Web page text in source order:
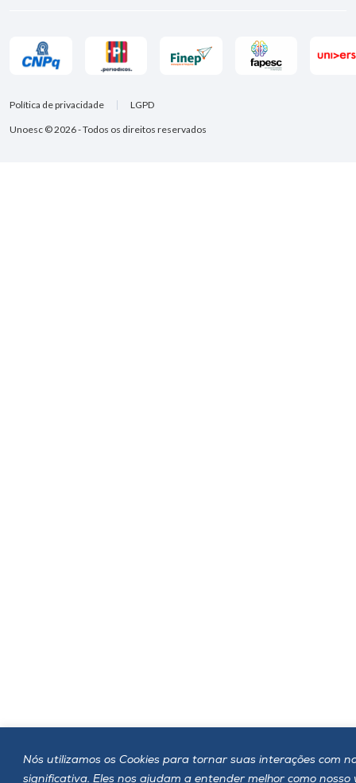
Nós utilizamos os Cookies para tornar suas interações com
significativa. Eles nos ajudam a entender melhor como nosso
Unoesc © 2026 - Todos os direitos reservados
Política de privacidade LGPD